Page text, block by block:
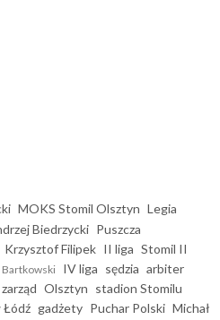
MOKS Stomil Olsztyn Legia
Biedrzycki Puszcza
Krzysztof Filipek II liga Stomil II
Bartkowski IV liga sędzia arbiter
zarząd Olsztyn stadion Stomilu
Łódź gadżety Puchar Polski Michał